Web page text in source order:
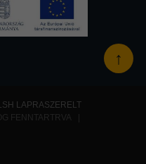
↑
LAPRASZERELT
FENNTARTRVA |